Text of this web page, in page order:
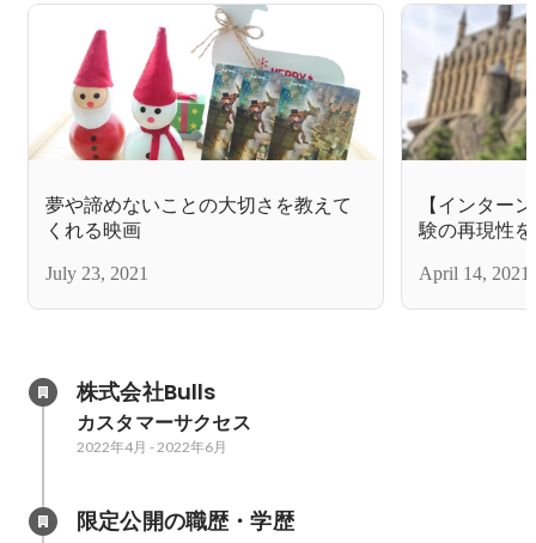
夢や諦めないことの大切さを教えて
くれる映画
July 23, 2021
【インター
験の再現性
ネススキル
April 14, 2021
株式会社Bulls
カスタマーサクセス
2022年4月 - 2022年6月
限定公開の職歴・学歴